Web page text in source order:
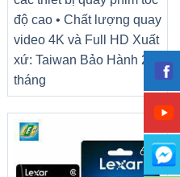
độ cao • Chất lượng quay
video 4K và Full HD Xuất
xứ: Taiwan Bảo Hành 24
tháng